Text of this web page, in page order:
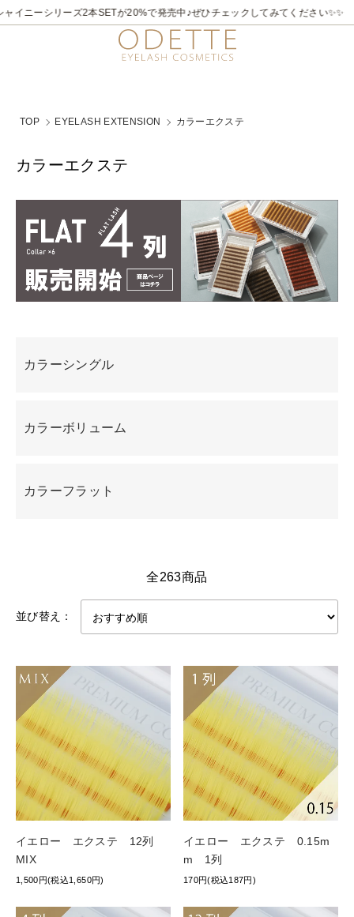
2026/7/21～8/31✨✨煌めく夏。ラメライナーキャンペーン♪ 夏季限定でビ
TOP EYELASH EXTENSION カラーエクステ
カラーエクステ
カラーシングル
カラーボリューム
カラーフラット
全263商品
並び替え：
イエロー エクステ 12列
MIX
1,500円(税込1,650円)
イエロー エクステ 0.15m
m 1列
170円(税込187円)